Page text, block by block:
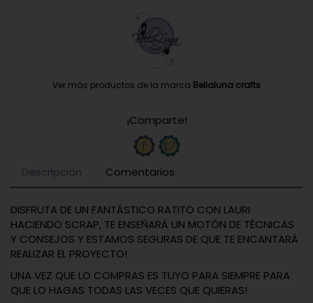
Ver más productos de la marca Bellaluna crafts
¡Comparte!
Descripción Comentarios
DISFRUTA DE UN FANTÁSTICO RATITO CON LAURI
HACIENDO SCRAP, TE ENSEÑARÁ UN MOTÓN DE TÉCNICAS
Y CONSEJOS Y ESTAMOS SEGURAS DE QUE TE ENCANTARÁ
REALIZAR EL PROYECTO!
UNA VEZ QUE LO COMPRAS ES TUYO PARA SIEMPRE PARA
QUE LO HAGAS TODAS LAS VECES QUE QUIERAS!